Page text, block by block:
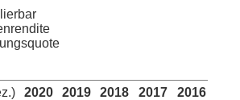
2020 2019 2018 2017 2016